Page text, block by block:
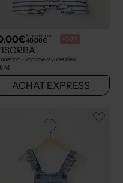
Prix boutique :
40,00€ -50%
- Imprimé rayures bleu
6 M
ACHAT EXPRESS